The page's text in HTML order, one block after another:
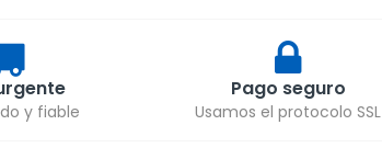
y fiable
Pago seguro
Usamos el protocolo SSL